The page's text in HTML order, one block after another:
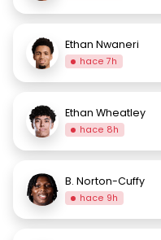
Ethan Nwaneri
hace 7h
Ethan Wheatley
hace 8h
B. Norton-Cuffy
hace 9h